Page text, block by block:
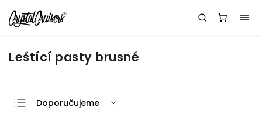
Leštící pasty brusné
Doporučujeme